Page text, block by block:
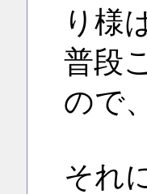
り様
普段
ので
それ